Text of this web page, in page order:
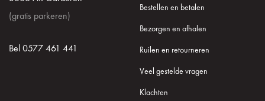
(gratis parkeren)
Bel 0577 461 441
Bestellen en betalen
Bezorgen en afhalen
Ruilen en retourneren
Veel gestelde vragen
Klachten